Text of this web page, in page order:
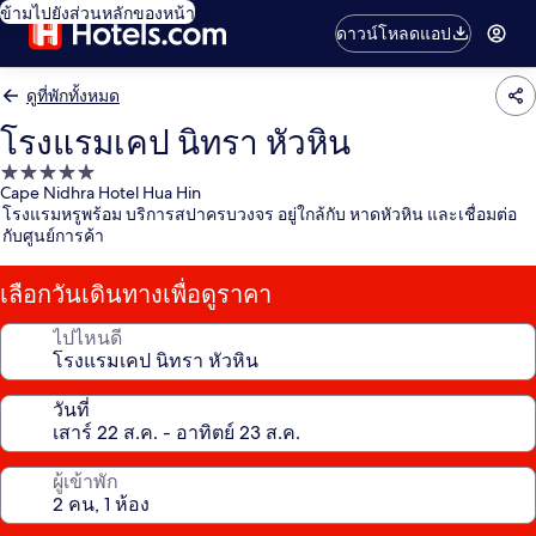
ข้ามไปยังส่วนหลักของหน้า
ดาวน์โหลดแอป
ดูที่พักทั้งหมด
โรงแรมเคป นิทรา หัวหิน
ที่พัก
5.0
ดาว
Cape Nidhra Hotel Hua Hin
โรงแรมหรูพร้อม บริการสปาครบวงจร อยู่ใกล้กับ หาดหัวหิน และเชื่อมต่อ
กับศูนย์การค้า
เลือกวันเดินทางเพื่อดูราคา
ไปไหนดี
วันที่
ผู้เข้าพัก